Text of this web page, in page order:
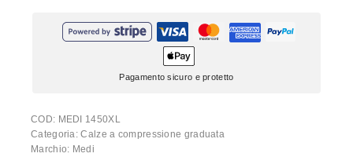
Pagamento sicuro e protetto
COD: MEDI 1450XL
Categoria:Calze a compressione graduata
Marchio: Medi